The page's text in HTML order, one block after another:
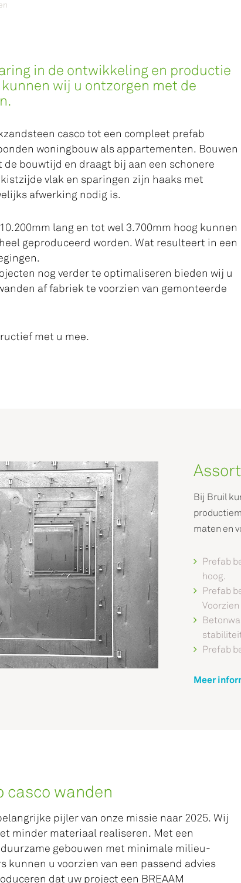
in de ontwikkeling en productie
wij u ontzorgen met de
casco tot een compleet prefab
woningbouw als appartementen. Bouwen
bouwtijd en draagt bij aan een schonere
vlak en sparingen zijn haaks met
afwerking nodig is.
lang en tot wel 3.700mm hoog kunnen
geproduceerd worden. Wat resulteert in een
nog verder te optimaliseren bieden wij u
af fabriek te voorzien van gemonteerde
met u mee.
Bij Bruil
maten en
Prefab
hoog.
Prefab
Prefab
Meer
casco wanden
pijler van onze missie naar 2025. Wij
minder materiaal realiseren. Met een
gebouwen met minimale milieu-
kunnen u voorzien van een passend advies
dat uw project een BREAAM